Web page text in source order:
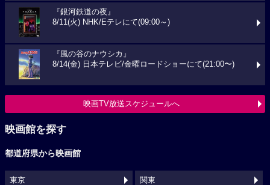
『銀河鉄道の夜』
8/11(火) NHK/Eテレにて(09:00～)
『風の谷のナウシカ』
8/14(金) 日本テレビ/金曜ロードショーにて(21:00〜)
映画TV放送スケジュールへ
映画館を探す
都道府県から映画館
東京 関東